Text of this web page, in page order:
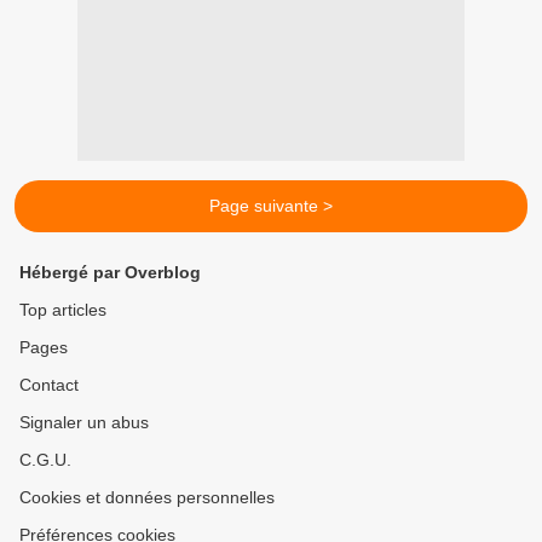
Page suivante >
Hébergé par Overblog
Top articles
Pages
Contact
Signaler un abus
C.G.U.
Cookies et données personnelles
Préférences cookies